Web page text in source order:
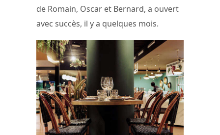
de Romain, Oscar et Bernard, a ouvert
avec succès, il y a quelques mois.